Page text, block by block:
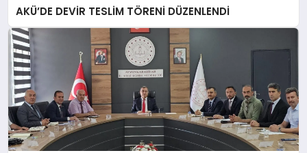
AKÜ’DE DEVİR TESLİM TÖRENİ DÜZENLENDİ